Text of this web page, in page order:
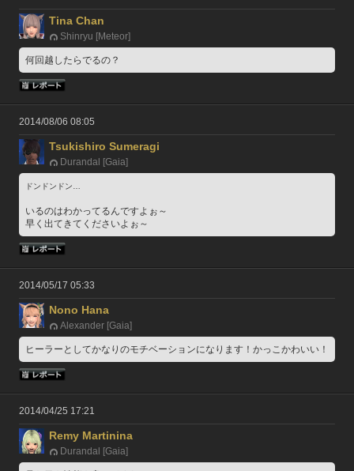
Tina Chan
Shinryu [Meteor]
何回越したらでるの？
2014/08/06 08:05
Tsukishiro Sumeragi
Durandal [Gaia]
ドンドンドン…
いるのはわかってるんですよぉ～
早く出てきてくださいよぉ～
2014/05/17 05:33
Nono Hana
Alexander [Gaia]
ヒーラーとしてかなりのモチベーションになります！かっこかわいい！
2014/04/25 17:21
Remy Martinina
Durandal [Gaia]